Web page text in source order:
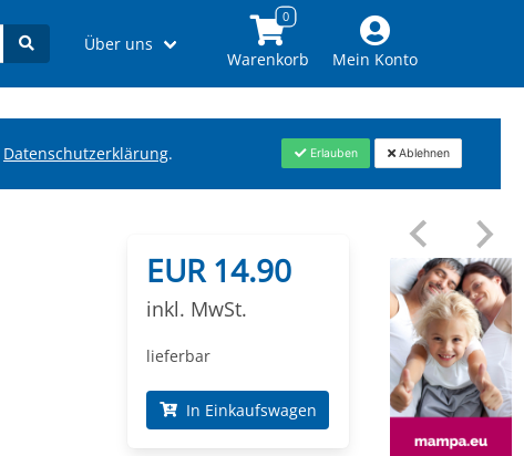
Über uns
Warenkorb Mein Konto
Datenschutzerklärung. Erlauben Ablehnen
EUR 14.90
inkl. MwSt.
lieferbar
In Einkaufswagen